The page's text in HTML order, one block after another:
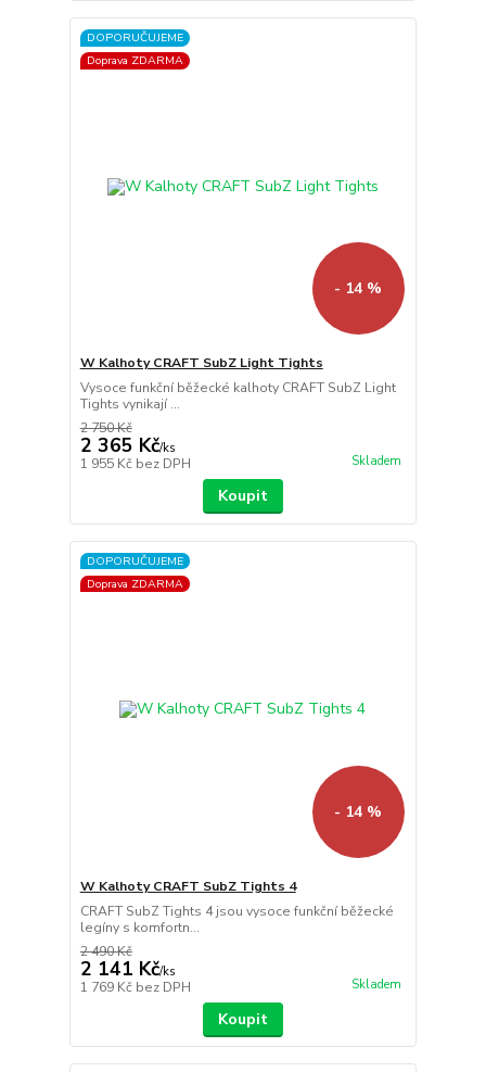
DOPORUČUJEME
Doprava ZDARMA
- 14 %
W Kalhoty CRAFT SubZ Light Tights
Vysoce funkční běžecké kalhoty CRAFT SubZ Light
Tights vynikají ...
2 750 Kč
2 365 Kč/ks
1 955 Kč bez DPH Skladem
Koupit
DOPORUČUJEME
Doprava ZDARMA
- 14 %
W Kalhoty CRAFT SubZ Tights 4
CRAFT SubZ Tights 4 jsou vysoce funkční běžecké
legíny s komfortn...
2 490 Kč
2 141 Kč/ks
1 769 Kč bez DPH Skladem
Koupit